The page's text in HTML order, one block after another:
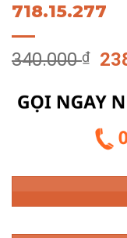
718.15.277
340.000₫
Giá
là: